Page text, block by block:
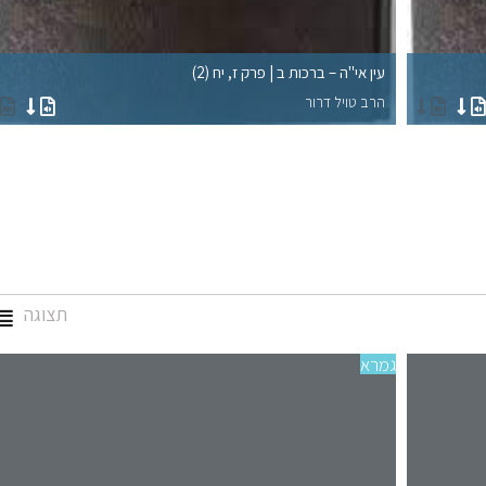
עין אי"ה – ברכות ב | פרק ז, יח (2)
הרב טויל דרור
תצוגה
גמרא